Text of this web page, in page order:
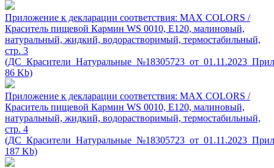
Приложение к декларации соответствия: MAX COLORS /
Краситель пищевой Кармин WS 0010, Е120, малиновый,
натуральный, жидкий, водорастворимый, термостабильный,
стр. 3
86 Kb)
Приложение к декларации соответствия: MAX COLORS /
Краситель пищевой Кармин WS 0010, Е120, малиновый,
натуральный, жидкий, водорастворимый, термостабильный,
стр. 4
187 Kb)